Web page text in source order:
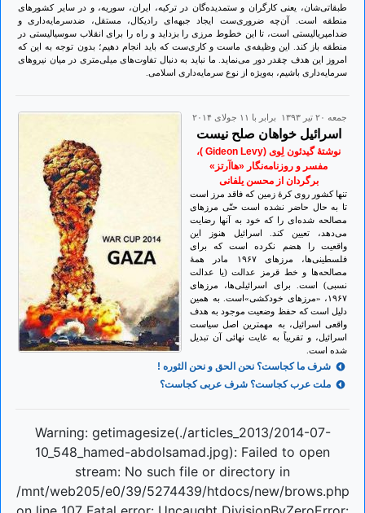
طبقاتی‌شان، یعنی کارگران و ستمدیده‌گان در ترکیه، ایران، سوریه، و در سایر کشورهای
منطقه است. آن‌چه ضروری‌ست ایجاد جبهه‌ای رادیکال، مستقل، ضدسرمایه‌داری و
ضدامپریالیستی است، تا این خطوط مرزی را بزداید و راه را برای انقلاب سوسیالیستی در
منطقه باز کند. این وظیفه‌ی ماست و کاری‌ست که باید انجام دهیم؛ بدون توجه به این که
امروز این هدف چقدر دور می‌نماید. ما نباید به دنبال تفاوت‌های میلی‌متری در میان نیروهای
سرمایه‌داری باشیم، به‌ویژه از نوع سرمایه‌داری اسلامی‌.
جمعه ۲۰ تير ۱۳۹۳ برابر با ۱۱ جولای ۲۰۱۴
اسرائيل خواهان صلح نيست
نوشتۀ گيدئون لِوی (Gideon Levy )،
مفسر و روزنامه‌نگار «هاآرتز»
برگردان از محسن یلفانی
تنها کشور روی کرۀ زمين که فاقد مرز است
تا به حال حاضر نشده است حتّی مرزهای
مصالحه شده‌ای را که خود به آنها رضايت
می‌دهد، تعيين کند. اسرائيل هنوز اين
واقعيت را هضم نکرده است که برای
فلسطينی‌ها، مرزهای ۱۹۶۷ مادر همۀ
مصالحه‌ها و خط قرمز عدالت (يا عدالت
نسبی) است. برای اسرائيلی‌ها، مرزهای
۱۹۶۷، «مرزهای خودکشی»است. به همين
دليل است که حفظ وضعيت موجود به هدف
واقعی اسرائيل، به مهمترين اصل سياست
اسرائيل، و تقريباً به غايت نهائی آن تبديل
شده است.
شرف ما کجاست؟ نحن الحق و نحن الثوره !
ملت عرب کجاست؟ شرف عربی کجاست؟
Warning: getimagesize(./articles_2013/2014-07-
10_548_hamed-abdolsamad.jpg): Failed to open
stream: No such file or directory in
/mnt/web205/e0/39/5274439/htdocs/new/brows.php